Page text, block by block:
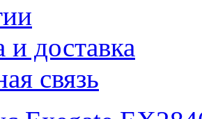
и доставка
связь